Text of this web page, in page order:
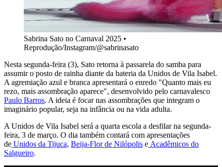
Sabrina Sato no Carnaval 2025 •
Reprodução/Instagram/@sabrinasato
Nesta segunda-feira (3), Sato retorna à passarela do samba para
assumir o posto de rainha diante da bateria da Unidos de Vila Isabel.
A agremiação azul e branca apresentará o enredo "Quanto mais eu
rezo, mais assombração aparece", desenvolvido pelo carnavalesco
Paulo Barros. A ideia é focar nas assombrações que integram o
imaginário popular, seja na infância ou na vida adulta.
A Unidos de Vila Isabel será a quarta escola a desfilar na segunda-
feira, 3 de março. O dia também contará com apresentações
de Unidos da Tijuca, Beija-Flor de Nilópolis e Acadêmicos do
Salgueiro.